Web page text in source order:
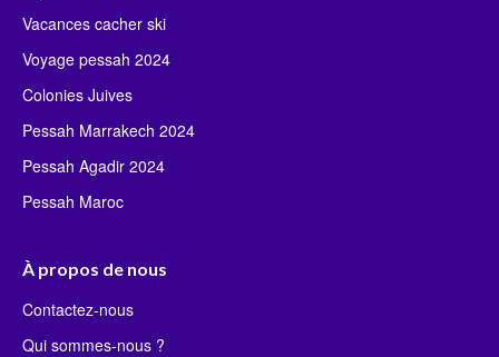
Vacances cacher ski
Voyage pessah 2024
Colonies Juives
Pessah Marrakech 2024
Pessah Agadir 2024
Pessah Maroc
À propos de nous
Contactez-nous
Qui sommes-nous ?